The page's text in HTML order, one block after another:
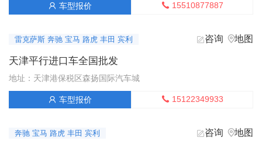
 车型报价  15510877887
雷克萨斯 奔驰 宝马 路虎 丰田 宾利 咨询 地图
天津平行进口车全国批发
地址：天津港保税区森扬国际汽车城
 车型报价  15122349933
奔驰 宝马 路虎 丰田 宾利 咨询 地图